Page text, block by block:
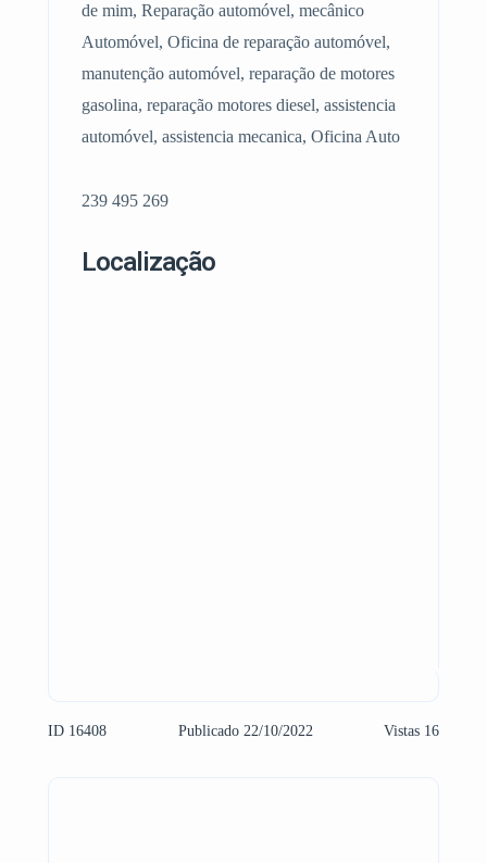
de mim, Reparação automóvel, mecânico
Automóvel, Oficina de reparação automóvel,
manutenção automóvel, reparação de motores
gasolina, reparação motores diesel, assistencia
automóvel, assistencia mecanica, Oficina Auto
239 495 269
Localização
ID 16408 Publicado 22/10/2022 Vistas 16